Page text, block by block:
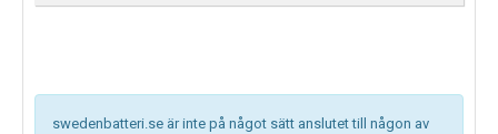
swedenbatteri.se är inte på något sätt anslutet till någon av